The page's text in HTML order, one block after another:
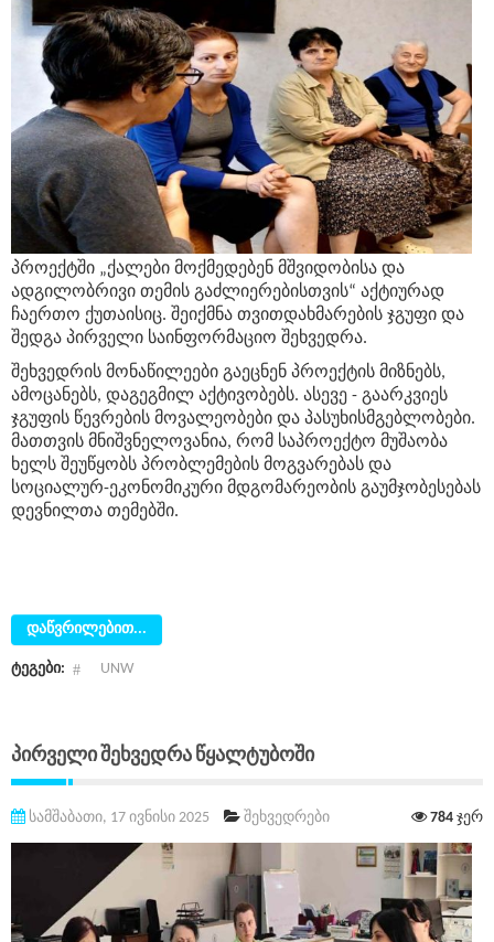
პროექტში „ქალები მოქმედებენ მშვიდობისა და
ადგილობრივი თემის გაძლიერებისთვის“ აქტიურად
ჩაერთო ქუთაისიც. შეიქმნა თვითდახმარების ჯგუფი და
შედგა პირველი საინფორმაციო შეხვედრა.
შეხვედრის მონაწილეები გაეცნენ პროექტის მიზნებს,
ამოცანებს, დაგეგმილ აქტივობებს. ასევე - გაარკვიეს
ჯგუფის წევრების მოვალეობები და პასუხისმგებლობები.
მათთვის მნიშვნელოვანია, რომ საპროექტო მუშაობა
ხელს შეუწყობს პრობლემების მოგვარებას და
სოციალურ-ეკონომიკური მდგომარეობის გაუმჯობესებას
დევნილთა თემებში.
დაწვრილებით...
ტეგები: UNW
Პირველი Შეხვედრა Წყალტუბოში
სამშაბათი, 17 ივნისი 2025 შეხვედრები 784 ჯერ